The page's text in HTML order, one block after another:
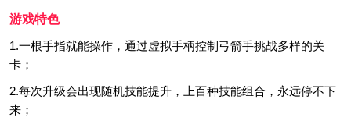
游戏特色
1.一根手指就能操作，通过虚拟手柄控制弓箭手挑战多样的关
卡；
2.每次升级会出现随机技能提升，上百种技能组合，永远停不下
来；